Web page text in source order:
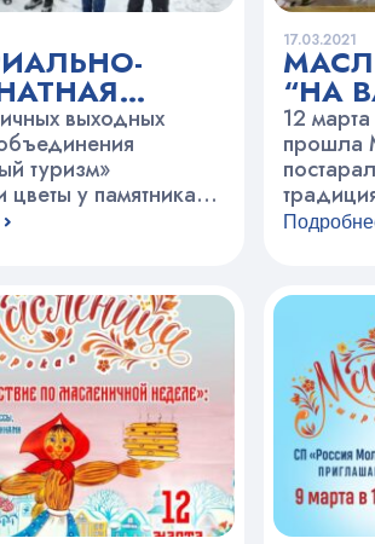
выходных
туризм»
у памятника
народного
патронатная
посвящена Дню
Отечества.
17.03.2021
“НА
12
прошла
гостями,